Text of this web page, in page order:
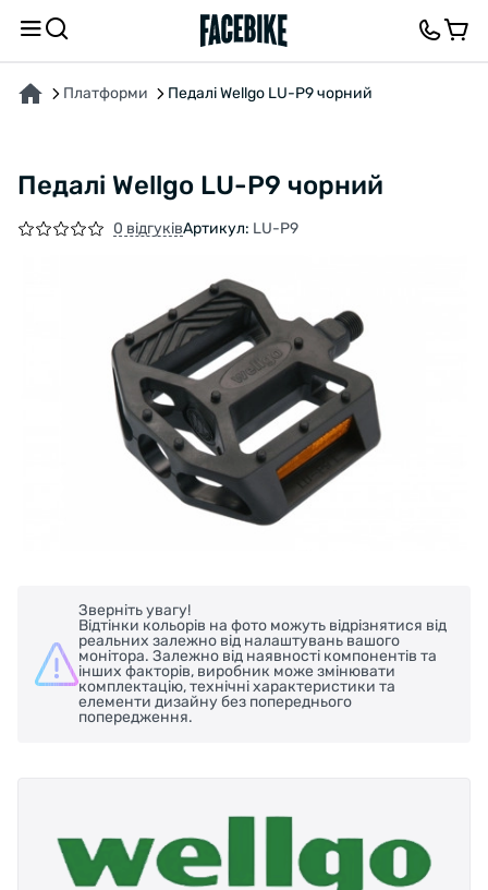
Платформи Педалі Wellgo LU-P9 чорний
Педалі Wellgo LU-P9 чорний
0 відгуківАртикул: LU-P9
Зверніть увагу!
Відтінки кольорів на фото можуть відрізнятися від
реальних залежно від налаштувань вашого
монітора. Залежно від наявності компонентів та
інших факторів, виробник може змінювати
комплектацію, технічні характеристики та
елементи дизайну без попереднього
попередження.
ПРО ТОВАР ХАРАКТЕРИСТИКИВІДГУКИ ТА ЗАПИТАННЯ